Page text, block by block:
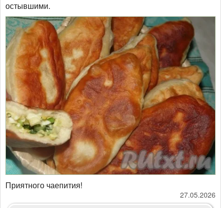
остывшими.
Приятного чаепития!
27.05.2026